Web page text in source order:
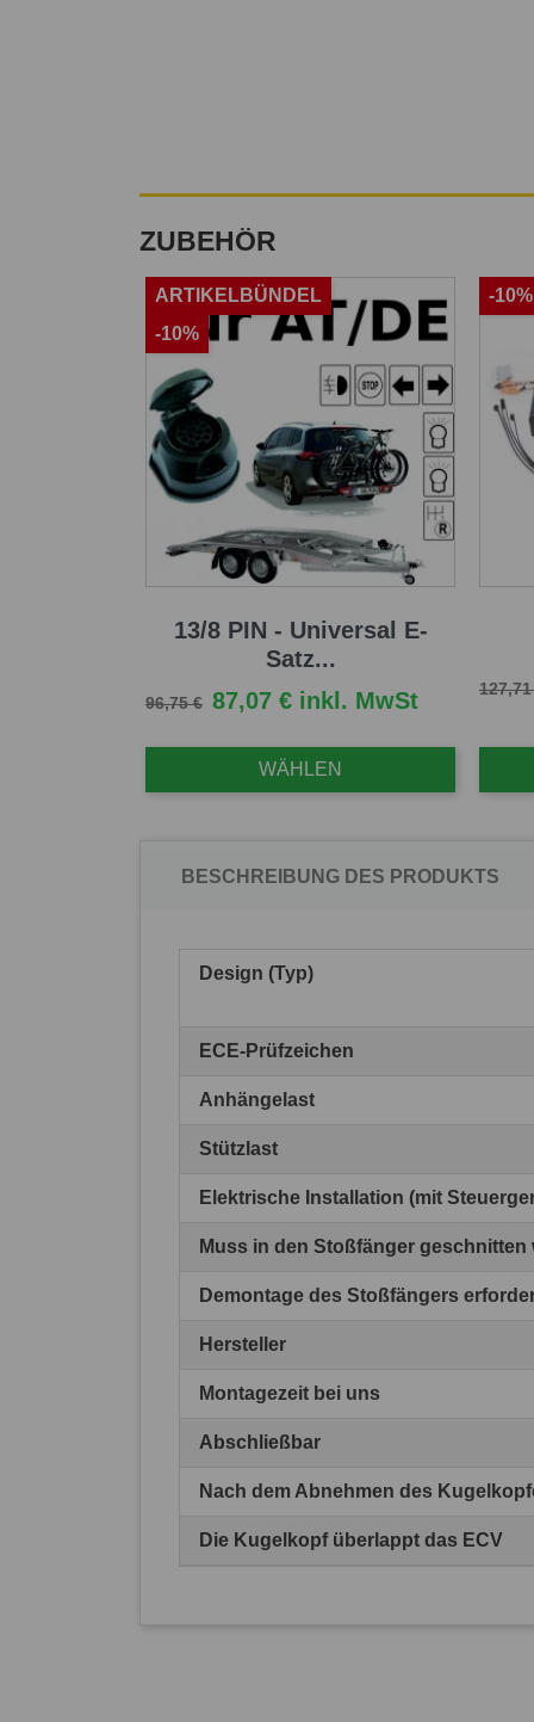
ZUBEHÖR
13/8 PIN - Universal E-
Satz...
Verkaufspreis
96,75 € Preis
87,07 € inkl. MwSt
WÄHLEN
ARTIKELBÜNDEL
-10%
-10%
BESCHREIBUNG DES PRODUKTS
Design (Typ)
ECE-Prüfzeichen
Anhängelast
Stützlast
Elektrische Installation (mit
Muss in den Stoßfänger geschnitten
Demontage des Stoßfängers
Hersteller
Montagezeit bei uns
Abschließbar
Nach dem Abnehmen des
Die Kugelkopf überlappt das ECV